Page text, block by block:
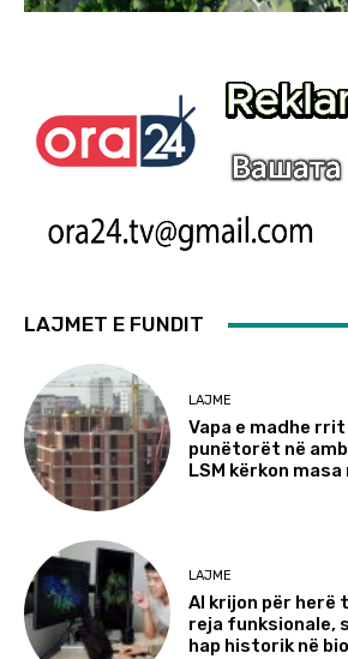
LAJMET E FUNDIT
LAJME
Vapa e madhe
punëtorët në
LSM kërkon
LAJME
AI krijon për herë
reja funksionale,
hap historik në